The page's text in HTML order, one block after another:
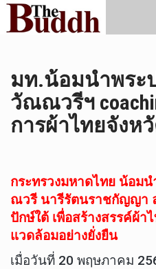
มท.น้อมนำพระ
วัณณวรีฯ
การผ้าไทยจังห
กระทรวงมหาดไทย น้อม
ณวรี นารีรัตนราชกัญญา
ปักษ์ใต้ เพื่อสร้างสรรค์ผ้
แวดล้อมอย่างยั่งยืน
เมื่อวันที่ 20 พฤษภาคม